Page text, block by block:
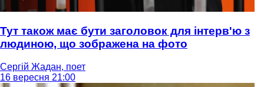
Тут також має бути заголовок для інтерв'ю з
людиною, що зображена на фото
Сергій Жадан, поет
16 вересня 21:00